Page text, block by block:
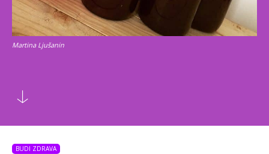
Martina Ljušanin
BUDI ZDRAVA